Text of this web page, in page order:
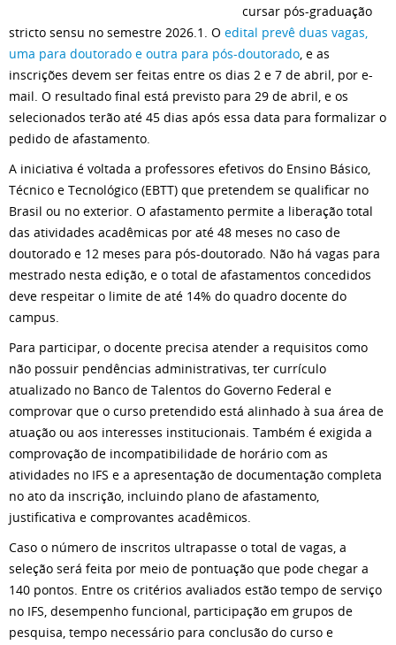
cursar pós-graduação
stricto sensu no semestre 2026.1. O edital prevê duas vagas,
uma para doutorado e outra para pós-doutorado, e as
inscrições devem ser feitas entre os dias 2 e 7 de abril, por e-
mail. O resultado final está previsto para 29 de abril, e os
selecionados terão até 45 dias após essa data para formalizar o
pedido de afastamento.
A iniciativa é voltada a professores efetivos do Ensino Básico,
Técnico e Tecnológico (EBTT) que pretendem se qualificar no
Brasil ou no exterior. O afastamento permite a liberação total
das atividades acadêmicas por até 48 meses no caso de
doutorado e 12 meses para pós-doutorado. Não há vagas para
mestrado nesta edição, e o total de afastamentos concedidos
deve respeitar o limite de até 14% do quadro docente do
campus.
Para participar, o docente precisa atender a requisitos como
não possuir pendências administrativas, ter currículo
atualizado no Banco de Talentos do Governo Federal e
comprovar que o curso pretendido está alinhado à sua área de
atuação ou aos interesses institucionais. Também é exigida a
comprovação de incompatibilidade de horário com as
atividades no IFS e a apresentação de documentação completa
no ato da inscrição, incluindo plano de afastamento,
justificativa e comprovantes acadêmicos.
Caso o número de inscritos ultrapasse o total de vagas, a
seleção será feita por meio de pontuação que pode chegar a
140 pontos. Entre os critérios avaliados estão tempo de serviço
no IFS, desempenho funcional, participação em grupos de
pesquisa, tempo necessário para conclusão do curso e